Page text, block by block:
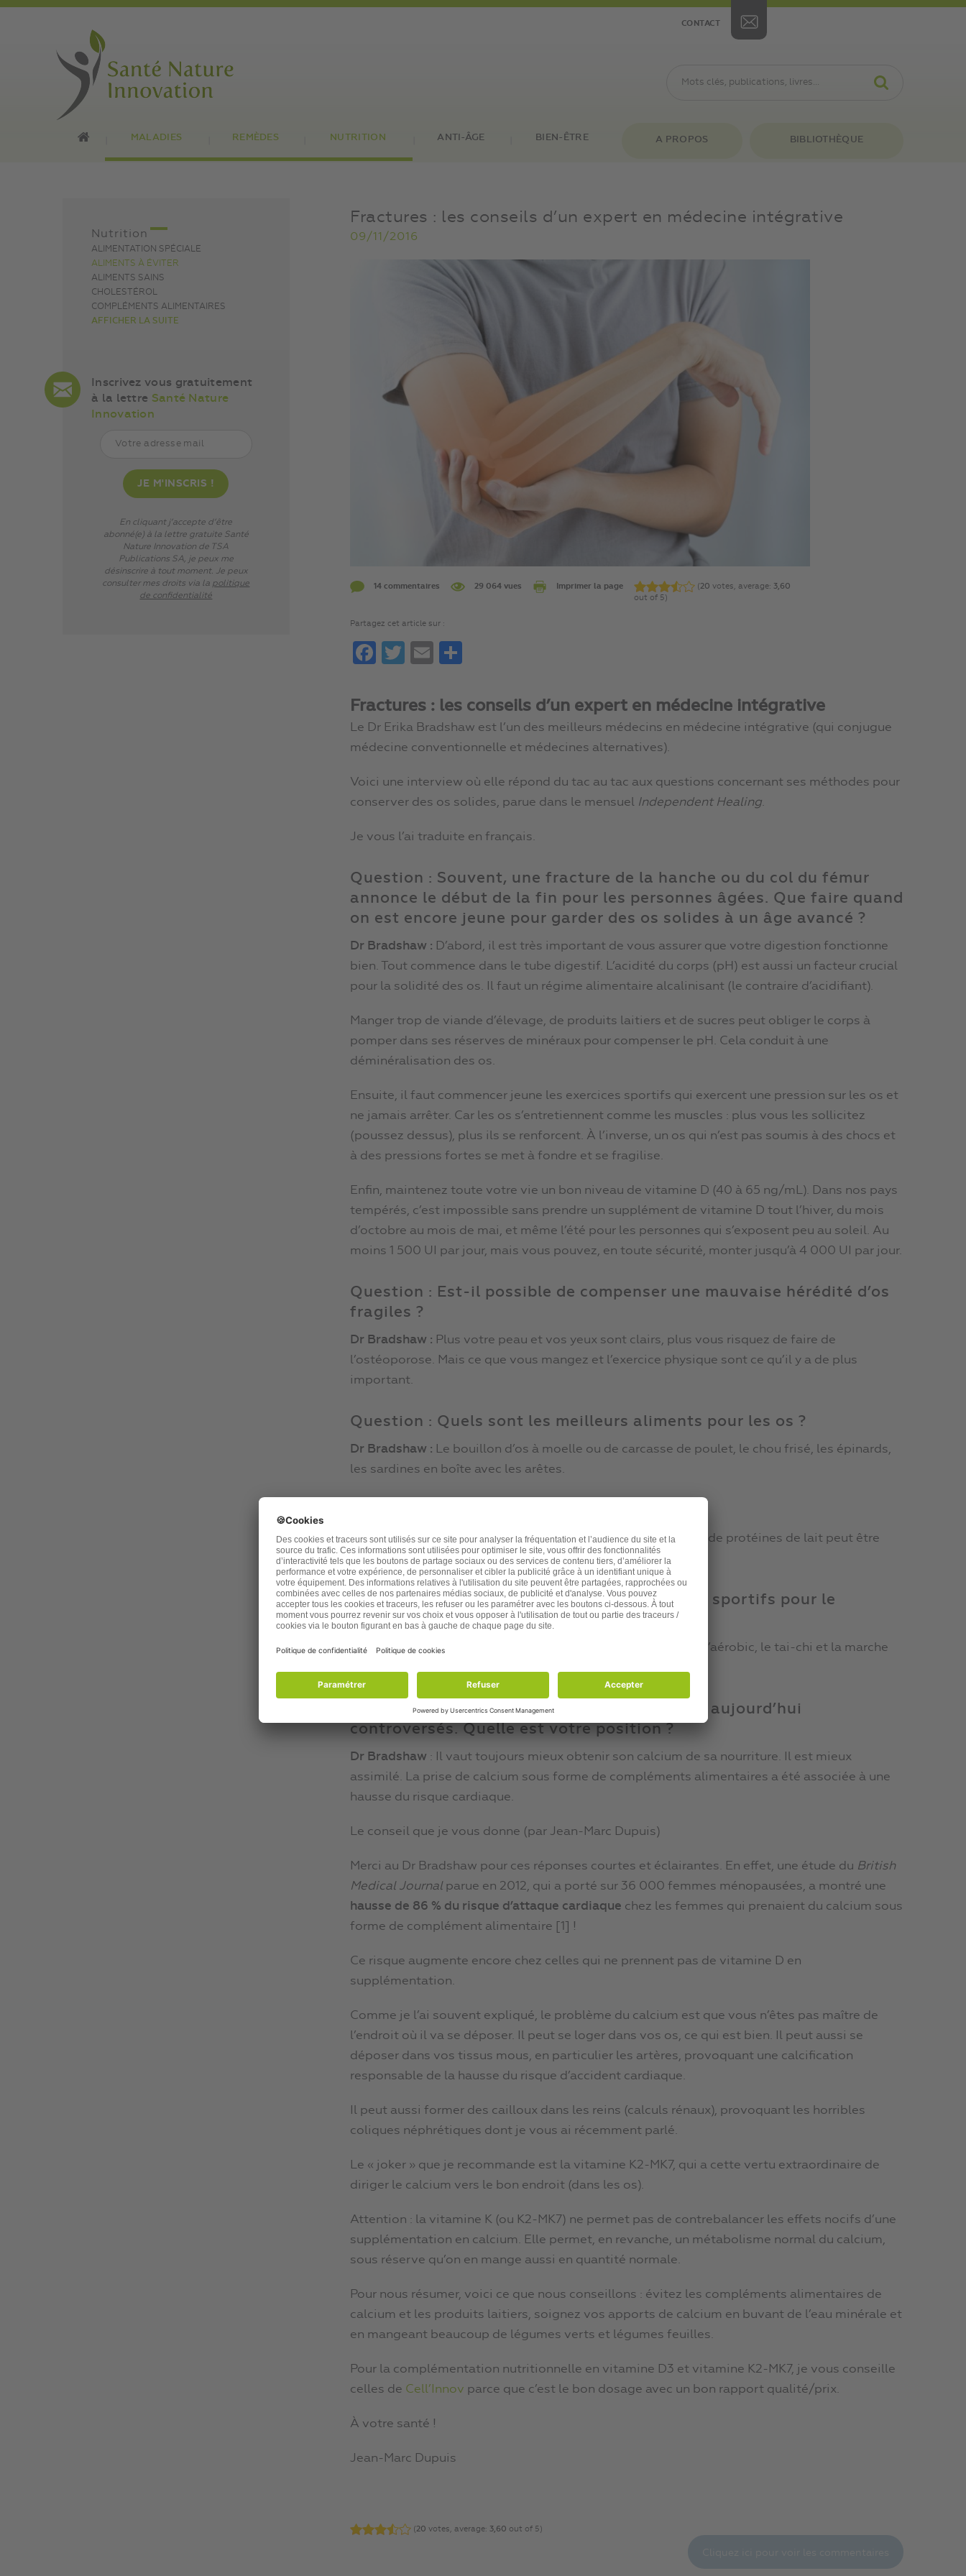
CONTACT
MALADIES REMÈDES NUTRITION ANTI-ÂGE BIEN-ÊTRE A PROPOS BIBLIOTHÈQUE
Nutrition
ALIMENTATION SPÉCIALE
ALIMENTS À ÉVITER
ALIMENTS SAINS
CHOLESTÉROL
COMPLÉMENTS ALIMENTAIRES
AFFICHER LA SUITE
Inscrivez vous gratuitement
à la lettre Santé Nature
Innovation
En cliquant j’accepte d’être
abonné(e) à la lettre gratuite Santé
Nature Innovation de TSA
Publications SA, je peux me
désinscrire à tout moment. Je peux
consulter mes droits via la politique
de confidentialité
Fractures : les conseils d’un expert en médecine intégrative
09/11/2016
14 commentaires 29 064 vues Imprimer la page (20 votes, average: 3,60
out of 5)
Partagez cet article sur :
FacebookTwitterEmail
Fractures : les conseils d’un expert en médecine intégrative
Le Dr Erika Bradshaw est l’un des meilleurs médecins en médecine intégrative (qui conjugue
médecine conventionnelle et médecines alternatives).
Voici une interview où elle répond du tac au tac aux questions concernant ses méthodes pour
conserver des os solides, parue dans le mensuel Independent Healing.
Je vous l’ai traduite en français.
Question : Souvent, une fracture de la hanche ou du col du fémur
annonce le début de la fin pour les personnes âgées. Que faire quand
on est encore jeune pour garder des os solides à un âge avancé ?
Dr Bradshaw : D’abord, il est très important de vous assurer que votre digestion fonctionne
bien. Tout commence dans le tube digestif. L’acidité du corps (pH) est aussi un facteur crucial
pour la solidité des os. Il faut un régime alimentaire alcalinisant (le contraire d’acidifiant).
Manger trop de viande d’élevage, de produits laitiers et de sucres peut obliger le corps à
pomper dans ses réserves de minéraux pour compenser le pH. Cela conduit à une
déminéralisation des os.
Ensuite, il faut commencer jeune les exercices sportifs qui exercent une pression sur les os et
ne jamais arrêter. Car les os s’entretiennent comme les muscles : plus vous les sollicitez
(poussez dessus), plus ils se renforcent. À l’inverse, un os qui n’est pas soumis à des chocs et
à des pressions fortes se met à fondre et se fragilise.
Enfin, maintenez toute votre vie un bon niveau de vitamine D (40 à 65 ng/mL). Dans nos pays
tempérés, c’est impossible sans prendre un supplément de vitamine D tout l’hiver, du mois
d’octobre au mois de mai, et même l’été pour les personnes qui s’exposent peu au soleil. Au
moins 1 500 UI par jour, mais vous pouvez, en toute sécurité, monter jusqu’à 4 000 UI par jour.
Question : Est-il possible de compenser une mauvaise hérédité d’os
fragiles ?
Dr Bradshaw : Plus votre peau et vos yeux sont clairs, plus vous risquez de faire de
l’ostéoporose. Mais ce que vous mangez et l’exercice physique sont ce qu’il y a de plus
important.
Question : Quels sont les meilleurs aliments pour les os ?
Dr Bradshaw : Le bouillon d’os à moelle ou de carcasse de poulet, le chou frisé, les épinards,
les sardines en boîte avec les arêtes.
Dr Bradshaw :Les produits laitiers sont très acidifiants. Trop de protéines de lait peut être
mauvais pour le squelette.
Question : Quels sont les meilleurs exercices sportifs pour le
squelette ?
Dr Bradshaw: Soulever des poids (musculation), mais aussi l’aérobic, le tai-chi et la marche
Question : Les compléments de calcium sont aujourd’hui
controversés. Quelle est votre position ?
Dr Bradshaw : Il vaut toujours mieux obtenir son calcium de sa nourriture. Il est mieux
assimilé. La prise de calcium sous forme de compléments alimentaires a été associée à une
hausse du risque cardiaque.
Le conseil que je vous donne (par Jean-Marc Dupuis)
Merci au Dr Bradshaw pour ces réponses courtes et éclairantes. En effet, une étude du British
Medical Journal parue en 2012, qui a porté sur 36 000 femmes ménopausées, a montré une
hausse de 86 % du risque d’attaque cardiaque chez les femmes qui prenaient du calcium sous
forme de complément alimentaire [1] !
Ce risque augmente encore chez celles qui ne prennent pas de vitamine D en
supplémentation.
Comme je l’ai souvent expliqué, le problème du calcium est que vous n’êtes pas maître de
l’endroit où il va se déposer. Il peut se loger dans vos os, ce qui est bien. Il peut aussi se
déposer dans vos tissus mous, en particulier les artères, provoquant une calcification
responsable de la hausse du risque d’accident cardiaque.
Il peut aussi former des cailloux dans les reins (calculs rénaux), provoquant les horribles
coliques néphrétiques dont je vous ai récemment parlé.
Le « joker » que je recommande est la vitamine K2-MK7, qui a cette vertu extraordinaire de
diriger le calcium vers le bon endroit (dans les os).
Attention : la vitamine K (ou K2-MK7) ne permet pas de contrebalancer les effets nocifs d’une
supplémentation en calcium. Elle permet, en revanche, un métabolisme normal du calcium,
sous réserve qu’on en mange aussi en quantité normale.
Pour nous résumer, voici ce que nous conseillons : évitez les compléments alimentaires de
calcium et les produits laitiers, soignez vos apports de calcium en buvant de l’eau minérale et
en mangeant beaucoup de légumes verts et légumes feuilles.
Pour la complémentation nutritionnelle en vitamine D3 et vitamine K2-MK7, je vous conseille
celles de Cell’Innov parce que c’est le bon dosage avec un bon rapport qualité/prix.
À votre santé !
Jean-Marc Dupuis
(20 votes, average: 3,60 out of 5)